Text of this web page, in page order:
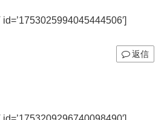
返信